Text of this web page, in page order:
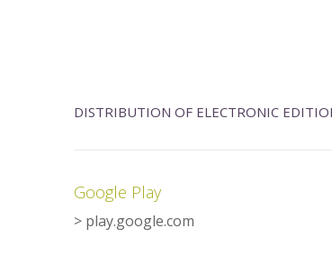
DISTRIBUTION OF ELECTRONIC
Google Play
> play.google.com